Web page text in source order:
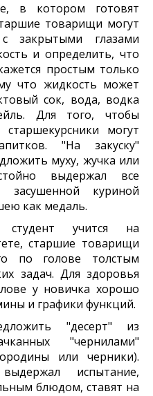
в котором готовят
товарищи могут
закрытыми глазами
и определить, что
простым только
что жидкость может
сок, вода, водка
Для того, чтобы
могут
"На закуску"
муху, жучка или
выдержал все
засушенной куриной
как медаль.
студент учится на
старшие товарищи
по голове толстым
задач. Для здоровья
у новичка хорошо
и графики функций.
"десерт" из
"чернилами"
или черники).
испытание,
блюдом, ставят на